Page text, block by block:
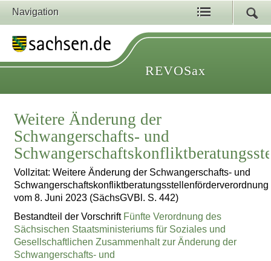
Navigation
REVOSax
Weitere Änderung der
Schwangerschafts- und
Vollzitat: Weitere Änderung der Schwangerschafts- und
Schwangerschaftskonfliktberatungsstellenförderverordnung
vom 8. Juni 2023 (SächsGVBl. S. 442)
Bestandteil der Vorschrift Fünfte Verordnung des
Sächsischen Staatsministeriums für Soziales und
Gesellschaftlichen Zusammenhalt zur Änderung der
Schwangerschafts- und